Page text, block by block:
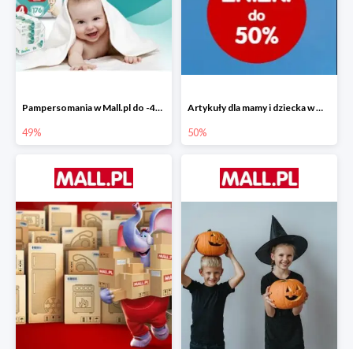
Pampersomania w Mall.pl do -49%
49%
Artykuły dla mamy i dziecka w Mall.pl do -50%
50%